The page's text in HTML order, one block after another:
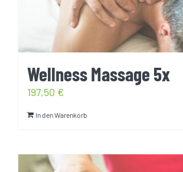
Wellness Massage 5x
197,50 €
In den Warenkorb